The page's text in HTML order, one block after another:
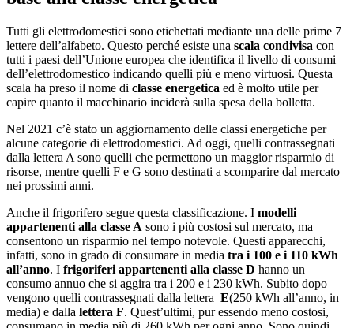
Tutti gli elettrodomestici sono etichettati mediante una delle prime 7
lettere dell’alfabeto. Questo perché esiste una scala condivisa con
tutti i paesi dell’Unione europea che identifica il livello di consumi
dell’elettrodomestico indicando quelli più e meno virtuosi. Questa
scala ha preso il nome di classe energetica ed è molto utile per
capire quanto il macchinario inciderà sulla spesa della bolletta.
Nel 2021 c’è stato un aggiornamento delle classi energetiche per
alcune categorie di elettrodomestici. Ad oggi, quelli contrassegnati
dalla lettera A sono quelli che permettono un maggior risparmio di
risorse, mentre quelli F e G sono destinati a scomparire dal mercato
nei prossimi anni.
Anche il frigorifero segue questa classificazione. I modelli
appartenenti alla classe A sono i più costosi sul mercato, ma
consentono un risparmio nel tempo notevole. Questi apparecchi,
infatti, sono in grado di consumare in media tra i 100 e i 110 kWh
all’anno. I frigoriferi appartenenti alla classe D hanno un
consumo annuo che si aggira tra i 200 e i 230 kWh. Subito dopo
vengono quelli contrassegnati dalla lettera E(250 kWh all’anno, in
media) e dalla lettera F. Quest’ultimi, pur essendo meno costosi,